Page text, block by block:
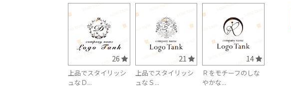
26
上品でスタイリッシ
ュなＤ...
21
上品でスタイリッシ
ュなＳ...
14
Ｒをモチーフのしな
やかな...